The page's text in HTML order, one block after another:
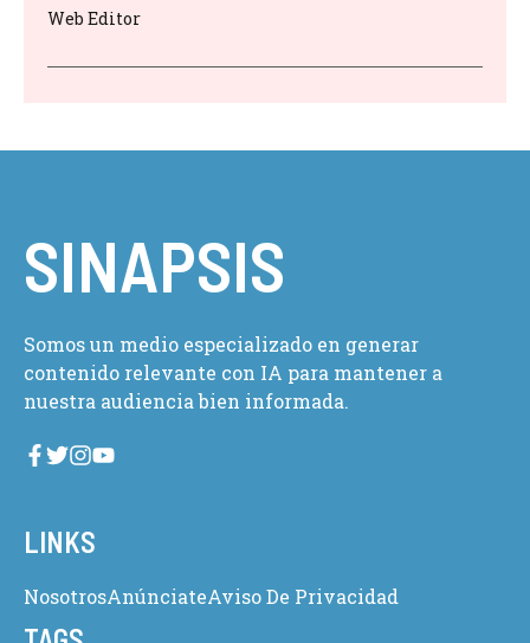
Web Editor
SINAPSIS
Somos un medio especializado en generar
contenido relevante con IA para mantener a
nuestra audiencia bien informada.
LINKS
NosotrosAnúnciateAviso De Privacidad